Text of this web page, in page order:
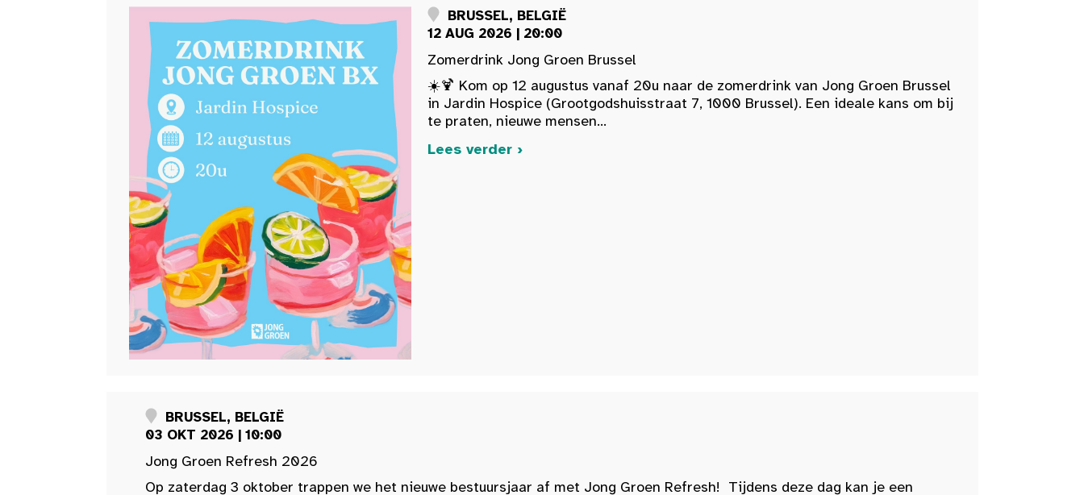
BRUSSEL, BELGIË
12 AUG 2026 | 20:00
Zomerdrink Jong Groen Brussel
☀️🍹 Kom op 12 augustus vanaf 20u naar de zomerdrink van Jong Groen Brussel
in Jardin Hospice (Grootgodshuisstraat 7, 1000 Brussel). Een ideale kans om bij
te praten, nieuwe mensen...
Lees verder ›
BRUSSEL, BELGIË
03 OKT 2026 | 10:00
Jong Groen Refresh 2026
Op zaterdag 3 oktober trappen we het nieuwe bestuursjaar af met Jong Groen Refresh! Tijdens deze dag kan je een